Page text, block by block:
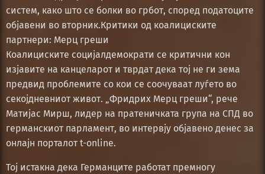
систем, како што се болки во грбот, според податоците
објавени во вторник.Критики од коалициските
партнери: Мерц греши
Коалициските социјалдемократи се критични кон
изјавите на канцеларот и тврдат дека тој не ги зема
предвид проблемите со кои се соочуваат луѓето во
секојдневниот живот. „Фридрих Мерц греши“, рече
Матијас Мирш, лидер на пратеничката група на СПД во
германскиот парламент, во интервју објавено денес за
онлајн порталот t-online.
Тој истакна дека Германците работат премногу